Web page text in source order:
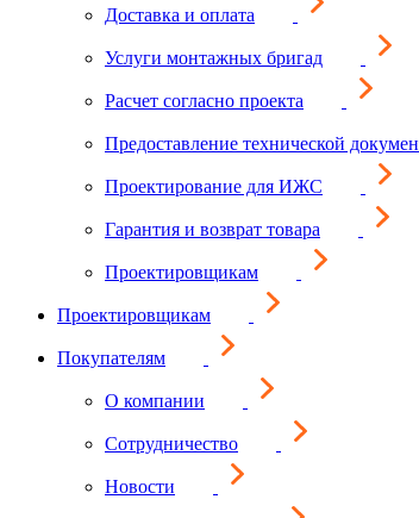
Доставка и оплата
Услуги монтажных бригад
Расчет согласно проекта
Предоставление технической
Проектирование для ИЖС
Гарантия и возврат товара
Проектировщикам
Проектировщикам
Покупателям
О компании
Сотрудничество
Новости